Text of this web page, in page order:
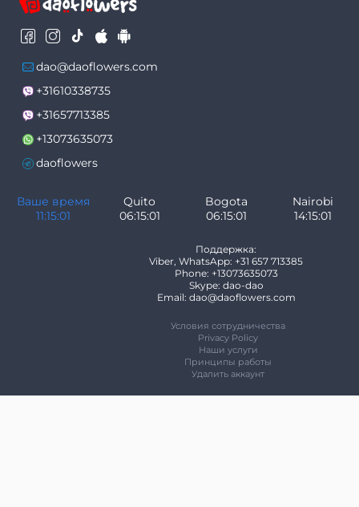
dao@daoflowers.com
+31610338735
+31657713385
+13073635073
daoflowers
Ваше время
11:15:02
Quito
06:15:02
Bogota
06:15:02
Nairobi
14:15:02
Поддержка:
Viber, WhatsApp: +31 657 713385
Phone: +13073635073
Skype: dao-dao
Email: dao@daoflowers.com
Условия сотрудничества
Privacy Policy
Наши услуги
Принципы работы
Удалить аккаунт